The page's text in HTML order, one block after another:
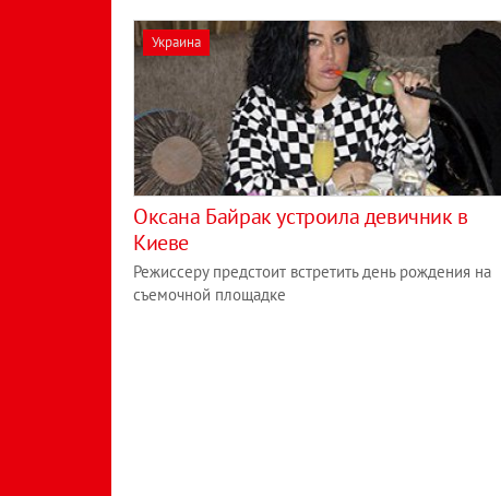
Украина
Оксана Байрак устроила девичник в
Киеве
Режиссеру предстоит встретить день рождения на
съемочной площадке